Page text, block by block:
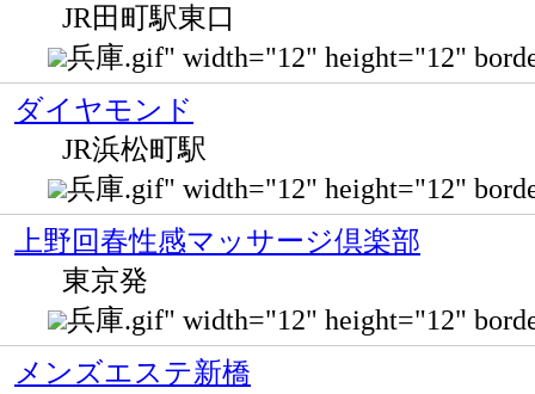
JR田町駅東口
兵庫.gif" width="12" height="12"
ダイヤモンド
JR浜松町駅
兵庫.gif" width="12" height="12"
上野回春性感マッサージ倶楽部
東京発
兵庫.gif" width="12" height="12"
メンズエステ新橋